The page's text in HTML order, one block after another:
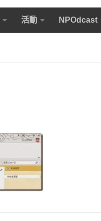
活動 NPOdcast